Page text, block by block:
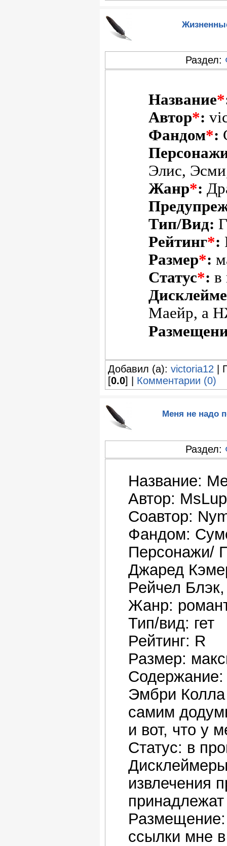
Раздел:
Название*
Автор*:
Фандом*:
Элис,
Жанр*:
Тип/Вид:
Рейтинг*:
Размер*:
Статус*: в
Маейр, а
Добавил (а): victoria12 |
[0.0] | Комментарии (0)
Меня не надо
Раздел:
Название:
Автор:
Соавтор:
Фандом:
Персонажи/
Джаред
Рейчел
Жанр:
Тип/вид: гет
Рейтинг: R
Размер:
Эмбри Колла
самим
и вот, что у
Статус: в
извлечения
ссылки мне